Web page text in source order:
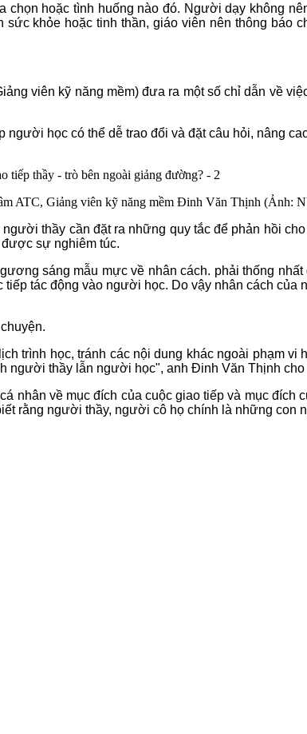
hoặc tình huống nào đó. Người dạy không
khỏe hoặc tinh thần, giáo viên nên thông báo
viên kỹ năng mềm) đưa ra một số chỉ dẫn về
học có thể dễ trao đổi và đặt câu hỏi, nâng
ATC, Giảng viên kỹ năng mềm Đinh Văn Thịnh (Ảnh:
thầy cần đặt ra những quy tắc để phản hồi
sự nghiêm túc.
sáng mẫu mực về nhân cách. phải thống
tác động vào người học. Do vậy nhân cách của
trình học, tránh các nội dung khác ngoài phạm vi
người thầy lẫn người học", anh Đinh Văn Thịnh cho
nhân về mục đích của cuộc giao tiếp và mục đích
rằng người thầy, người cô họ chính là những con